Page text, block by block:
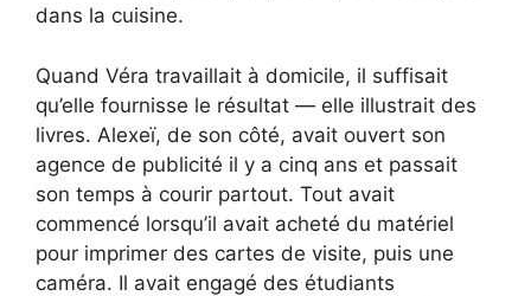
dans la cuisine.
Quand Véra travaillait à domicile, il suffisait
qu’elle fournisse le résultat — elle illustrait des
livres. Alexeï, de son côté, avait ouvert son
agence de publicité il y a cinq ans et passait
son temps à courir partout. Tout avait
commencé lorsqu’il avait acheté du matériel
pour imprimer des cartes de visite, puis une
caméra. Il avait engagé des étudiants